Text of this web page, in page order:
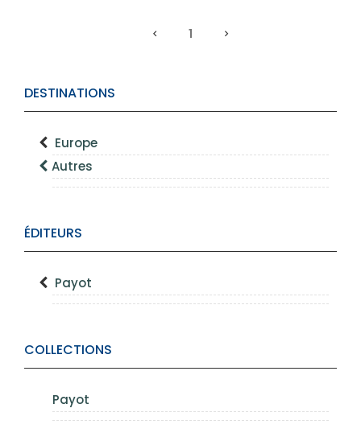
DESTINATIONS
Europe
Autres
ÉDITEURS
Payot
COLLECTIONS
Payot
1